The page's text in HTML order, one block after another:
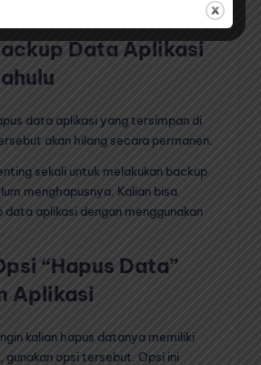
Data Aplikasi
data aplikasi yang tersimpan di
akan hilang secara permanen.
sekali untuk melakukan backup
menghapusnya. Kalian bisa
data aplikasi dengan menggunakan
“Hapus Data”
Aplikasi
kalian hapus datanya memiliki
gunakan opsi tersebut. Opsi ini